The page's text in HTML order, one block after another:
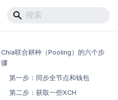
Chia联合耕种（Pooling）的六个步
骤
第一步：同步全节点和钱包
第二步：获取一些XCH